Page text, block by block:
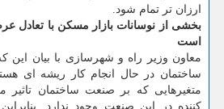
ارزان تر تمام شود.
بخشی از نوسانات بازار مسكن با تعادل
است
معاون وزیر راه و شهرسازی با بیان این
ساختمان در حال انجام كار ریشه ای
متغیرهایی كه بر صنعت ساختمان
كننده در این صنعت وجود ندارد.